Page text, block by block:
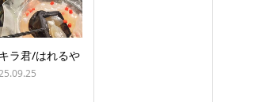
ラ君/はれるや